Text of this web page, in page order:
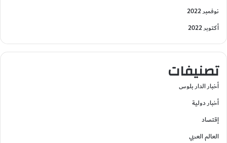
نوفمبر 2022
أكتوبر 2022
تصنيفات
أخبار الدار بلوس
أخبار دولية
إقتصاد
العالم العربي